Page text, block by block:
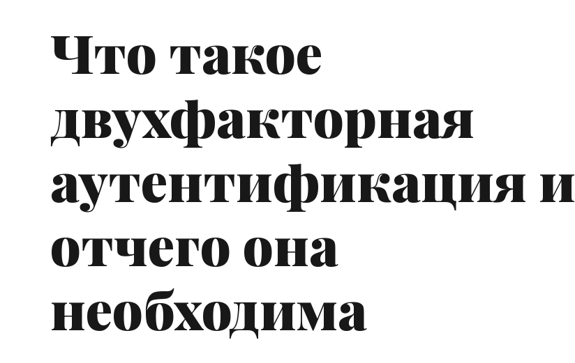
Что такое
двухфакторная
аутентификация и
отчего она
необходима